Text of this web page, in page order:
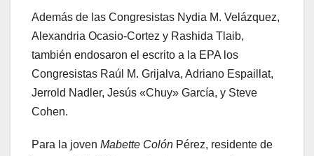
Además de las Congresistas Nydia M. Velázquez,
Alexandria Ocasio-Cortez y Rashida Tlaib,
también endosaron el escrito a la EPA los
Congresistas Raúl M. Grijalva, Adriano Espaillat,
Jerrold Nadler, Jesús «Chuy» García, y Steve
Cohen.
Para la joven Mabette Colón Pérez, residente de